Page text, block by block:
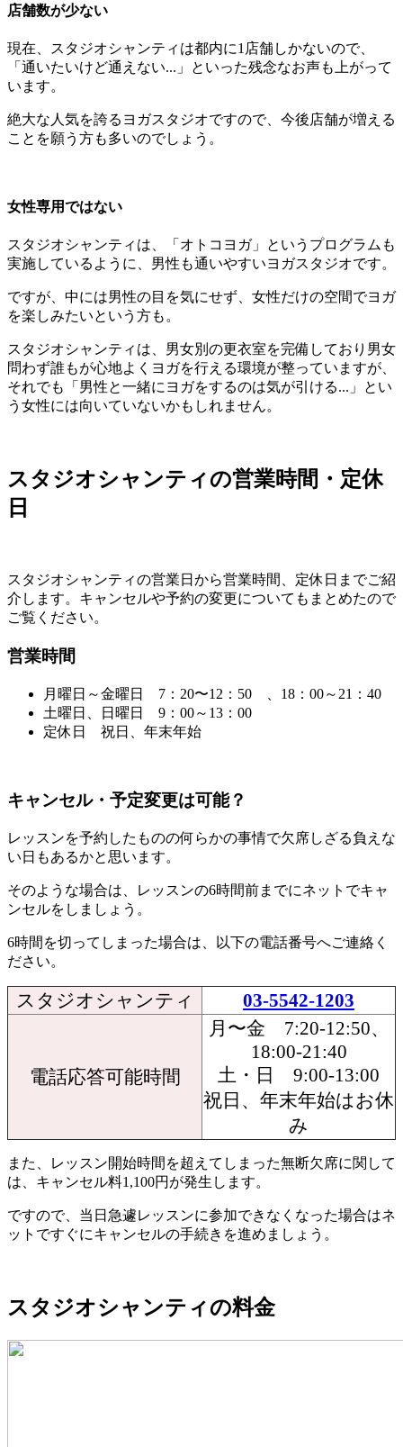
店舗数が少ない
現在、スタジオシャンティは都内に1店舗しかないので、
「通いたいけど通えない...」といった残念なお声も上がって
います。
絶大な人気を誇るヨガスタジオですので、今後店舗が増える
ことを願う方も多いのでしょう。
女性専用ではない
スタジオシャンティは、「オトコヨガ」というプログラムも
実施しているように、 男性も通いやすいヨガスタジオです。
ですが、中には男性の目を気にせず、女性だけの空間でヨガ
を楽しみたいという方も。
スタジオシャンティは、 男女別の更衣室を完備 しており男女
問わず誰もが心地よくヨガを行える環境が整っていますが、
それでも「男性と一緒にヨガをするのは気が引ける...」とい
う女性には向いていないかもしれません。
スタジオシャンティの営業時間・定休
日
スタジオシャンティの営業日から営業時間、定休日までご紹
介します。キャンセルや予約の変更についてもまとめたので
ご覧ください。
営業時間
月曜日～金曜日 7：20〜12：50 、18：00～21：40
土曜日、日曜日 9：00～13：00
定休日 祝日、年末年始
キャンセル・予定変更は可能？
レッスンを予約したものの何らかの事情で欠席しざる負えな
い日もあるかと思います。
そのような場合は、
レッスンの6時間前までにネットでキャ
ンセルをしましょう。
6時間を切ってしまった場合は、以下の電話番号へご連絡 く
ださい。
スタジオシャンティ 03-5542-1203
電話応答可能時間
月〜金 7:20-12:50、
18:00-21:40
土・日 9:00-13:00
祝日、年末年始はお休
み
また、
レッスン開始時間を超えてしまった無断欠席に関して
は、キャンセル料1,100円が発生 します。
ですので、当日急遽レッスンに参加できなくなった場合はネ
ットですぐにキャンセルの手続きを進めましょう。
スタジオシャンティの料金